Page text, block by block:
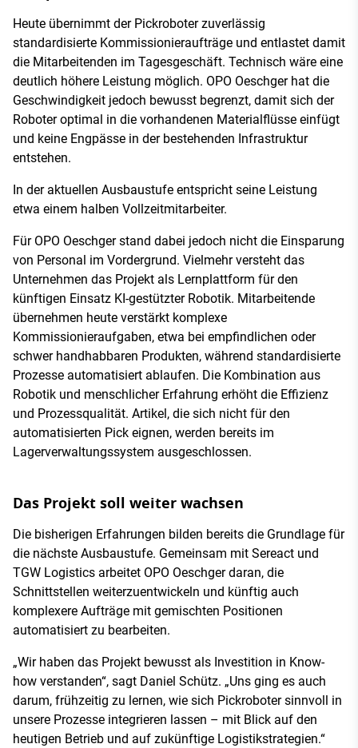
Heute übernimmt der Pickroboter zuverlässig
standardisierte Kommissionieraufträge und entlastet damit
die Mitarbeitenden im Tagesgeschäft. Technisch wäre eine
deutlich höhere Leistung möglich. OPO Oeschger hat die
Geschwindigkeit jedoch bewusst begrenzt, damit sich der
Roboter optimal in die vorhandenen Materialflüsse einfügt
und keine Engpässe in der bestehenden Infrastruktur
entstehen.
In der aktuellen Ausbaustufe entspricht seine Leistung
etwa einem halben Vollzeitmitarbeiter.
Für OPO Oeschger stand dabei jedoch nicht die Einsparung
von Personal im Vordergrund. Vielmehr versteht das
Unternehmen das Projekt als Lernplattform für den
künftigen Einsatz KI-gestützter Robotik. Mitarbeitende
übernehmen heute verstärkt komplexe
Kommissionieraufgaben, etwa bei empfindlichen oder
schwer handhabbaren Produkten, während standardisierte
Prozesse automatisiert ablaufen. Die Kombination aus
Robotik und menschlicher Erfahrung erhöht die Effizienz
und Prozessqualität. Artikel, die sich nicht für den
automatisierten Pick eignen, werden bereits im
Lagerverwaltungssystem ausgeschlossen.
Das Projekt soll weiter wachsen
Die bisherigen Erfahrungen bilden bereits die Grundlage für
die nächste Ausbaustufe. Gemeinsam mit Sereact und
TGW Logistics arbeitet OPO Oeschger daran, die
Schnittstellen weiterzuentwickeln und künftig auch
komplexere Aufträge mit gemischten Positionen
automatisiert zu bearbeiten.
„Wir haben das Projekt bewusst als Investition in Know-
how verstanden“, sagt Daniel Schütz. „Uns ging es auch
darum, frühzeitig zu lernen, wie sich Pickroboter sinnvoll in
unsere Prozesse integrieren lassen – mit Blick auf den
heutigen Betrieb und auf zukünftige Logistikstrategien.“